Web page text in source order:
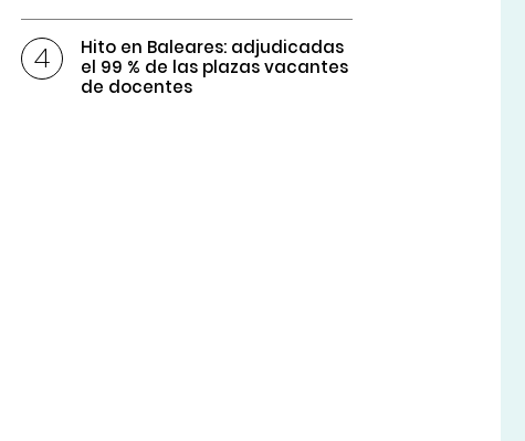
Hito en Baleares: adjudicadas
el 99 % de las plazas vacantes
de docentes